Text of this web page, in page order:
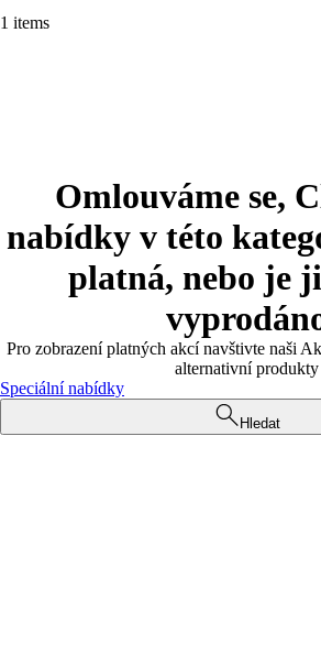
1 items
Omlouváme se,
nabídky v této
platná, nebo je
Pro zobrazení platných akcí navštivte naši
alternativní produkty
Speciální nabídky
Hledat